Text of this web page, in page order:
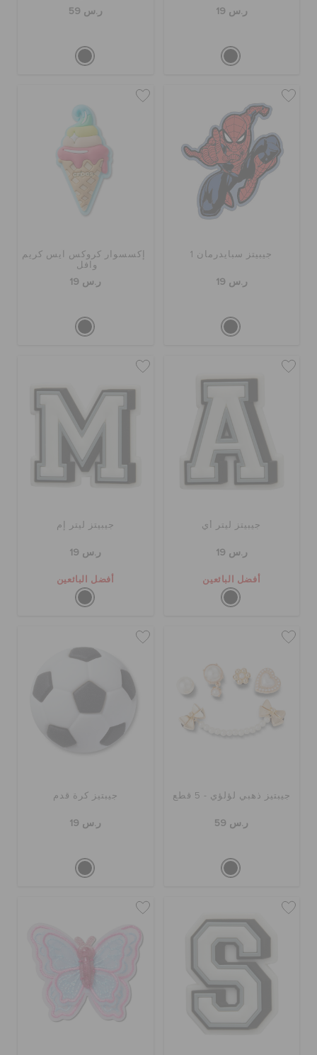
ر.س 19 ر.س 59
جيبيتز سبايدرمان 1
ر.س 19
إكسسوار كروكس آيس كريم
وافل
ر.س 19
جيبيتز ليتر أي
ر.س 19
أفضل البائعين
جيبيتز ليتر إم
ر.س 19
أفضل البائعين
جيبتيز ذهبي لؤلؤي - 5 قطع
ر.س 59
جيبتيز كرة قدم
ر.س 19